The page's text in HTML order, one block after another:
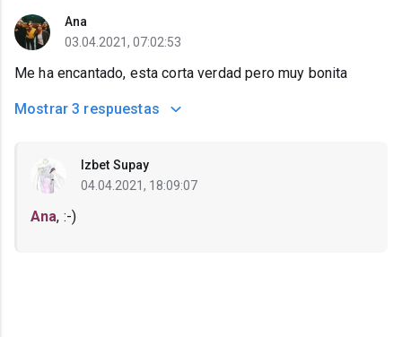
Ana
03.04.2021, 07:02:53
Me ha encantado, esta corta verdad pero muy bonita
Mostrar 3 respuestas
Izbet Supay
04.04.2021, 18:09:07
Ana, :-)